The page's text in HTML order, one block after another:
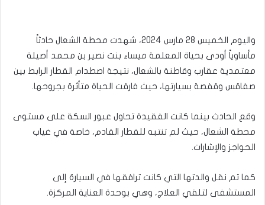
واليوم الخميس 28 مارس 2024، شهدت محطة الشعال حادثاً
مأساوياً أودى بحياة المعلمة ميساء بنت نصير بن محمد أصيلة
معتمدية عقارب وقاطنة بالشعال، نتيجة اصطدام القطار الرابط بين
صفاقس وقفصة بسيارتها، حيث فارقت الحياة متأثرة بجروحها.
وقع الحادث بينما كانت الفقيدة تحاول عبور السكة على مستوى
محطة الشعال، حيث لم تنتبه للقطار القادم، خاصة في غياب
الحواجز والإشارات.
كما تم نقل والدتها التي كانت ترافقها في السيارة إلى
المستشفى لتلقي العلاج، وهي بوحدة العناية المركزة.